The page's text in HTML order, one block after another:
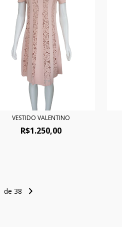
VESTIDO VALENTINO
R$1.250,00
de 38